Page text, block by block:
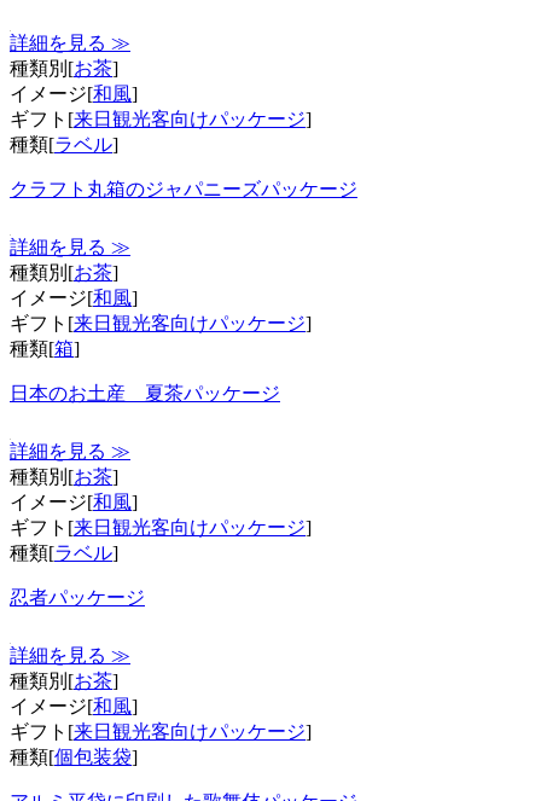
詳細を見る ≫
種類別[お茶]
イメージ[和風]
ギフト[来日観光客向けパッケージ]
種類[ラベル]
クラフト丸箱のジャパニーズパッケージ
詳細を見る ≫
種類別[お茶]
イメージ[和風]
ギフト[来日観光客向けパッケージ]
種類[箱]
日本のお土産 夏茶パッケージ
詳細を見る ≫
種類別[お茶]
イメージ[和風]
ギフト[来日観光客向けパッケージ]
種類[ラベル]
忍者パッケージ
詳細を見る ≫
種類別[お茶]
イメージ[和風]
ギフト[来日観光客向けパッケージ]
種類[個包装袋]